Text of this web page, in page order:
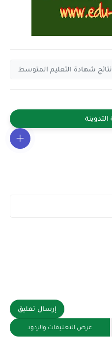
نتائج شهادة التعليم المتوسط
إرسال تعليق
عرض التعليقات والردود